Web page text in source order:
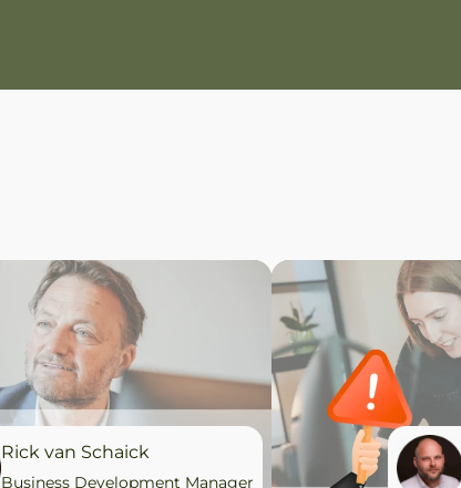
Rick van Schaick
Business Development Manager